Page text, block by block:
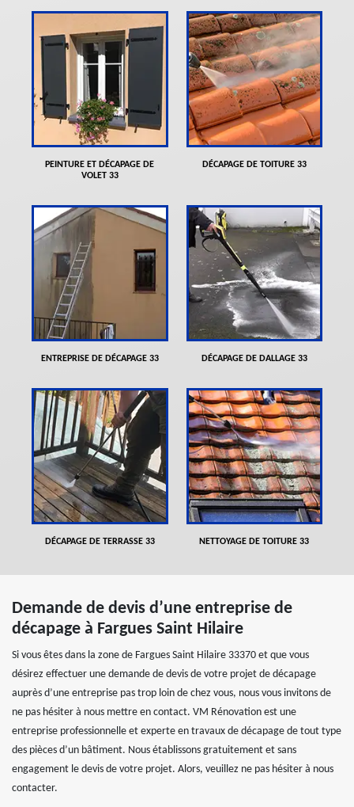
PEINTURE ET DÉCAPAGE DE
VOLET 33
DÉCAPAGE DE TOITURE 33
ENTREPRISE DE DÉCAPAGE 33 DÉCAPAGE DE DALLAGE 33
DÉCAPAGE DE TERRASSE 33 NETTOYAGE DE TOITURE 33
Demande de devis d’une entreprise de
décapage à Fargues Saint Hilaire
Si vous êtes dans la zone de Fargues Saint Hilaire 33370 et que vous
désirez effectuer une demande de devis de votre projet de décapage
auprès d’une entreprise pas trop loin de chez vous, nous vous invitons de
ne pas hésiter à nous mettre en contact. VM Rénovation est une
entreprise professionnelle et experte en travaux de décapage de tout type
des pièces d’un bâtiment. Nous établissons gratuitement et sans
engagement le devis de votre projet. Alors, veuillez ne pas hésiter à nous
contacter.